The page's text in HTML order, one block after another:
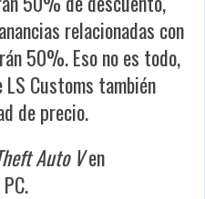
relacionadas con
50%. Eso no es todo,
Customs también
de precio.
Auto Ven